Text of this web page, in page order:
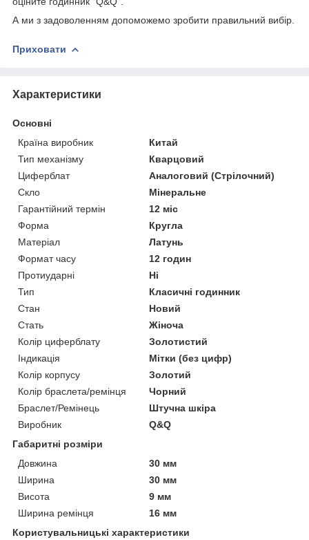
А ми з задоволенням допоможемо зробити правильний вибір.
Приховати
Характеристики
Основні
Країна виробник
Китай
Тип механізму
Кварцовий
Циферблат
Аналоговий (Стрілочний)
Скло
Мінеральне
Гарантійний термін
12 міс
Форма
Кругла
Матеріал
Латунь
Формат часу
12 годин
Протиударні
Ні
Тип
Класичні годинник
Стан
Новий
Стать
Жіноча
Колір циферблату
Золотистий
Індикація
Мітки (без цифр)
Колір корпусу
Золотий
Колір браслета/ремінця
Чорний
Браслет/Ремінець
Штучна шкіра
Виробник
Q&Q
Габаритні розміри
Довжина
30 мм
Ширина
30 мм
Висота
9 мм
Ширина ремінця
16 мм
Користувальницькі характеристики